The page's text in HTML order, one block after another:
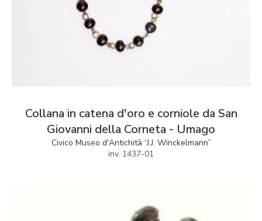
Collana in catena d'oro e corniole da San
Giovanni della Corneta - Umago
Civico Museo d'Antichità “J.J. Winckelmann”
inv. 1437-01